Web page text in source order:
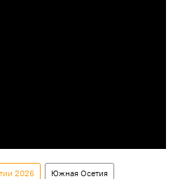
2026 Южная Осетия